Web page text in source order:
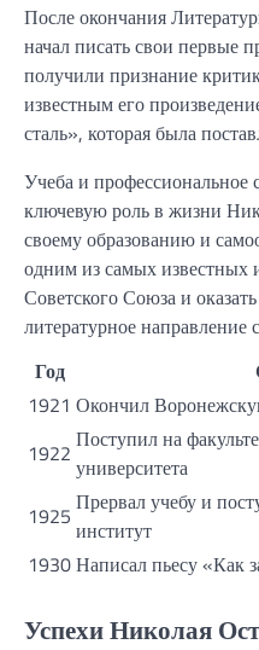
После окончания
начал писать свои первые
получили признание
известным его
сталь», которая была
Учеба и профессиональное
ключевую роль в жизни
своему образованию и
одним из самых известных
Советского Союза и
литературное направление
Год
1921 Окончил
1922 Поступил на
университета
1925 Прервал учебу и
институт
1930Написал пьесу «Как
Успехи Николая